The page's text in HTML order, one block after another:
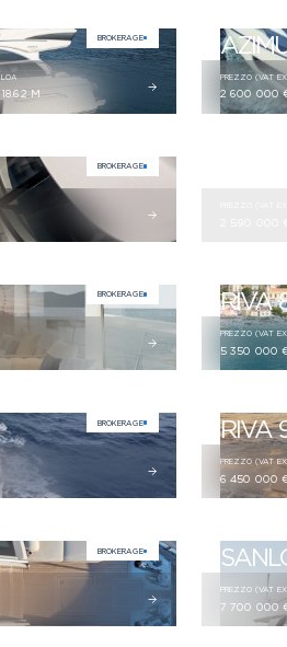
BROKERAGE
LOA
18.62 M
PREZZO (VAT
2 600 000
BROKERAGE
BROKERAGE RIVA
PREZZO (VAT
5 350 000
BROKERAGE RIVA
PREZZO (VAT
6 450 000
BROKERAGE
PREZZO (VAT
7 700 000